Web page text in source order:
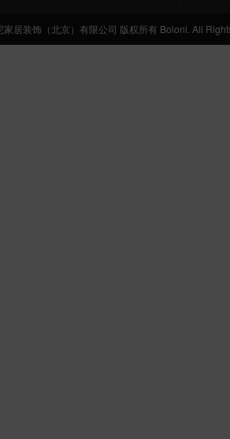
居装饰（北京）有限公司 版权所有 Boloni. All